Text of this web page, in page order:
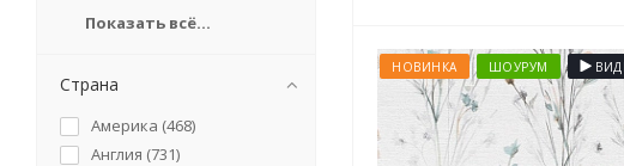
НОВИНКА ШОУРУМ
Показать всё...
Страна
Америка (468)
Англия (731)